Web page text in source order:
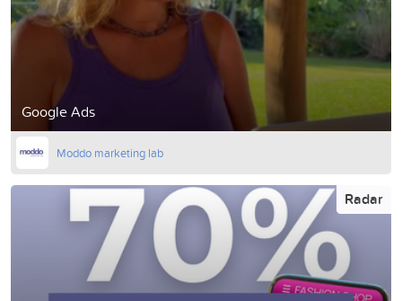
Google Ads
Moddo marketing lab
Radar